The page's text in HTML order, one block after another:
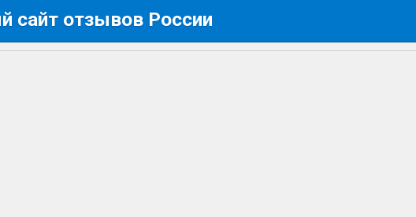
сайт отзывов России